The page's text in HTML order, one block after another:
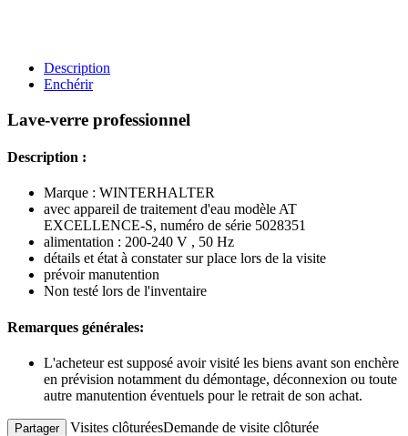
Description
Enchérir
Lave-verre professionnel
Description :
Marque : WINTERHALTER
avec appareil de traitement d'eau modèle AT
EXCELLENCE-S, numéro de série 5028351
alimentation : 200-240 V , 50 Hz
détails et état à constater sur place lors de la visite
prévoir manutention
Non testé lors de l'inventaire
Remarques générales:
L'acheteur est supposé avoir visité les biens avant son enchère
en prévision notamment du démontage, déconnexion ou toute
autre manutention éventuels pour le retrait de son achat.
Partager Visites clôturéesDemande de visite clôturée